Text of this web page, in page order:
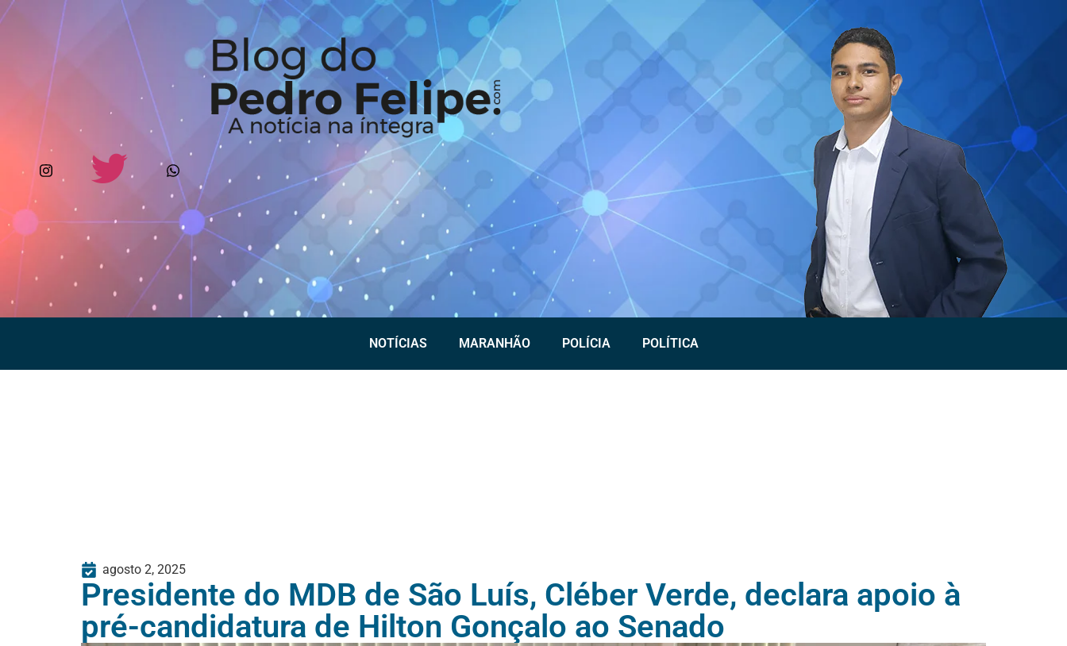
NOTÍCIAS MARANHÃO POLÍCIA POLÍTICA
agosto 2, 2025
Presidente do MDB de São Luís, Cléber Verde, declara apoio à
pré-candidatura de Hilton Gonçalo ao Senado